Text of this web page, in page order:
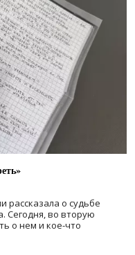
рассказала о судьбе
Сегодня, во вторую
о нем и кое-что